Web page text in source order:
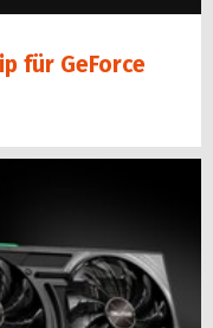
für GeForce